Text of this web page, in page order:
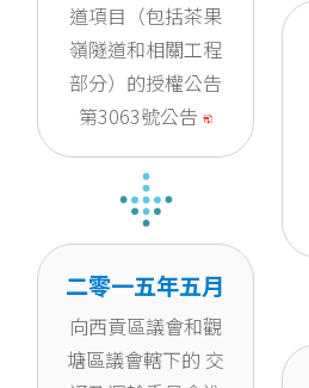
道項目（包括茶果
嶺隧道和相關工程
部分）的授權公告
第3063號公告
二零一五年五月
向西貢區議會和觀
塘區議會轄下的 交